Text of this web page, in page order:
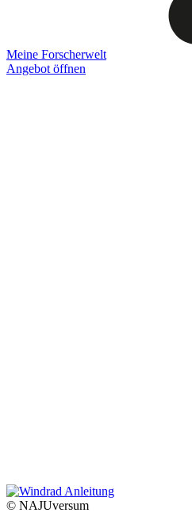
Meine Forscherwelt
Angebot öffnen
© NAJUversum